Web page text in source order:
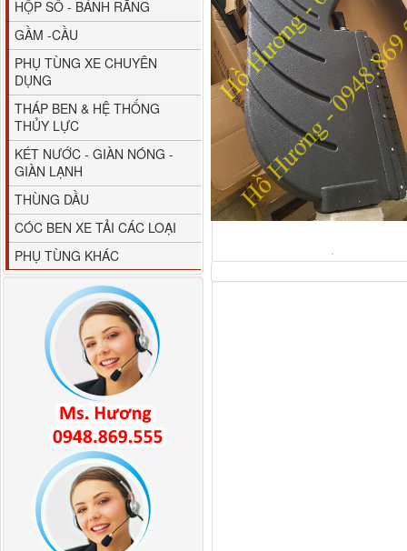
HỘP SỐ - BÁNH RĂNG
GẦM -CẦU
PHỤ TÙNG XE CHUYÊN
DỤNG
THÁP BEN & HỆ THỐNG
THỦY LỰC
KÉT NƯỚC - GIÀN NÓNG -
GIÀN LẠNH
THÙNG DẦU
CÓC BEN XE TẢI CÁC LOẠI
PHỤ TÙNG KHÁC
80YHCB-60 Bơm xăng
dầu 60m3/h...
M4610162101A0 Tapbi
cửa Thaco...